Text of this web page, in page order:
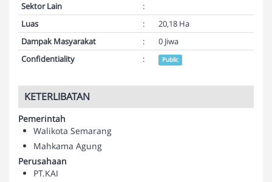
Sektor Lain
:
Luas
:
20,18 Ha
Dampak Masyarakat
:
0 Jiwa
Confidentiality
: Public
KETERLIBATAN
Pemerintah
Walikota Semarang
Mahkama Agung
Perusahaan
PT.KAI